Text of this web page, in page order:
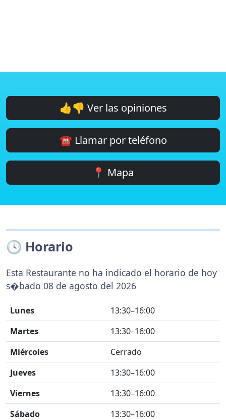
👍👎 Ver las opiniones
☎️ Llamar por teléfono
📍 Mapa
🕓 Horario
Esta Restaurante no ha indicado el horario de hoy
s�bado 08 de agosto del 2026
Lunes
13:30–16:00
Martes
13:30–16:00
Miércoles
Cerrado
Jueves
13:30–16:00
Viernes
13:30–16:00
Sábado
13:30–16:00